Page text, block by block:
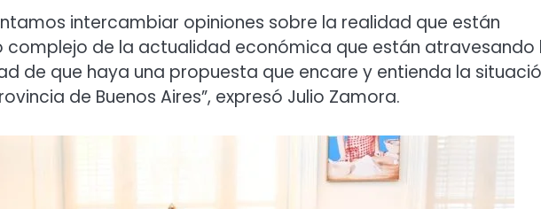
intercambiar opiniones sobre la realidad que están
complejo de la actualidad económica que están atravesando
de que haya una propuesta que encare y entienda la
de Buenos Aires”, expresó Julio Zamora.